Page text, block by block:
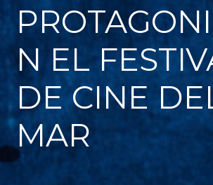
N EL
DE CINE
MAR